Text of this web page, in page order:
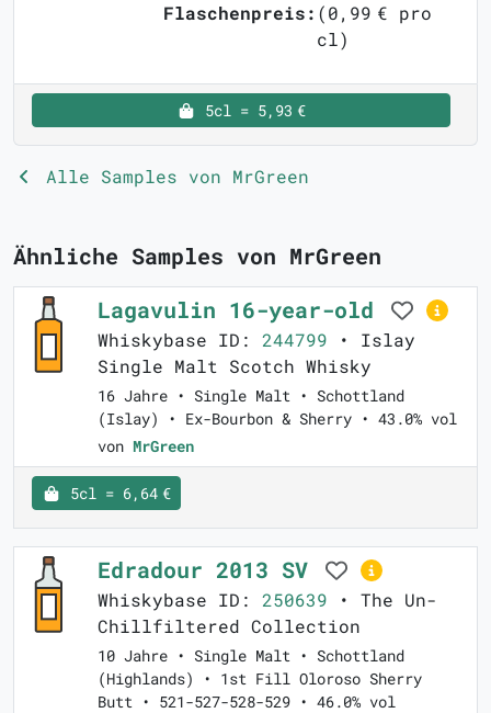
Flaschenpreis: (0,99 € pro
cl)
5cl = 5,93 €
Alle Samples von MrGreen
Ähnliche Samples von MrGreen
Lagavulin 16-year-old
Whiskybase ID: 244799 • Islay
Single Malt Scotch Whisky
16 Jahre • Single Malt • Schottland
(Islay) • Ex-Bourbon & Sherry • 43.0% vol
von MrGreen
5cl = 6,64 €
Edradour 2013 SV
Whiskybase ID: 250639 • The Un-
Chillfiltered Collection
10 Jahre • Single Malt • Schottland
(Highlands) • 1st Fill Oloroso Sherry
Butt • 521-527-528-529 • 46.0% vol